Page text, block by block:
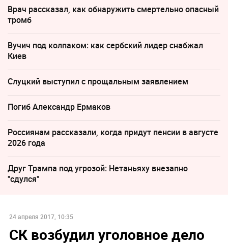
Врач рассказал, как обнаружить смертельно опасный
тромб
Вучич под колпаком: как сербский лидер снабжал
Киев
Слуцкий выступил с прощальным заявлением
Погиб Александр Ермаков
Россиянам рассказали, когда придут пенсии в августе
2026 года
Друг Трампа под угрозой: Нетаньяху внезапно
"сдулся"
24 апреля 2017, 10:35
СК возбудил уголовное дело